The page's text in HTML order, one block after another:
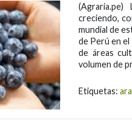
(Agraria.pe)
creciendo,
mundial de
de Perú en
de áreas
volumen de
Etiquetas: